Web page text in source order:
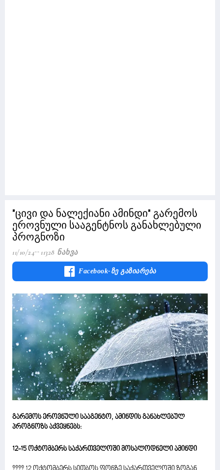
"ცივი და ნალექიანი ამინდი" გარემოს
ეროვნული სააგენტნოს განახლებული
პროგნოზი
11/10/24 11328 Ნახვა
Facebook-Ზე Გაზიარება
გარემოს ეროვნული სააგენტო, ამინდის განახლებულ
პროგნოზს აქვეყნებს:
12-15 ოქტომბერს საქართველოში მოსალოდნელი ამინდი